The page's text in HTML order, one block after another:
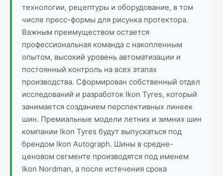
технологии, рецептуры и оборудование, в том
числе пресс-формы для рисунка протектора.
Важным преимуществом остается
профессиональная команда с накопленным
опытом, высокий уровень автоматизации и
постоянный контроль на всех этапах
производства. Сформирован собственный отдел
исследований и разработок Ikon Tyres, который
занимается созданием перспективных линеек
шин. Премиальные модели летних и зимних шин
компании Ikon Tyres будут выпускаться под
брендом Ikon Autograph. Шины в средне-
ценовом сегменте производятся под именем
Ikon Nordman, а после истечения срока